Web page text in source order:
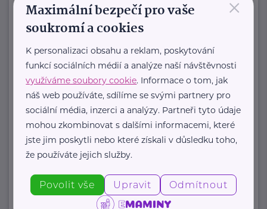
je nezisková organizace zaměřená na
falcony terapii, environmentální
http://dotknisekridel.cz/
+420 792 262 128
dotknisekridel@seznam.cz
HARTMANN – RICO a.s.
HARTMANN je odborník na
×
Maximální bezpečí pro vaše
soukromí a cookies
K personalizaci obsahu a reklam, poskytování
funkcí sociálních médií a analýze naší návštěvnosti
využíváme soubory cookie. Informace o tom, jak
náš web používáte, sdílíme se svými partnery pro
sociální média, inzerci a analýzy. Partneři tyto údaje
mohou zkombinovat s dalšími informacemi, které
jste jim poskytli nebo které získali v důsledku toho,
že používáte jejich služby.
Povolit vše Upravit Odmítnout